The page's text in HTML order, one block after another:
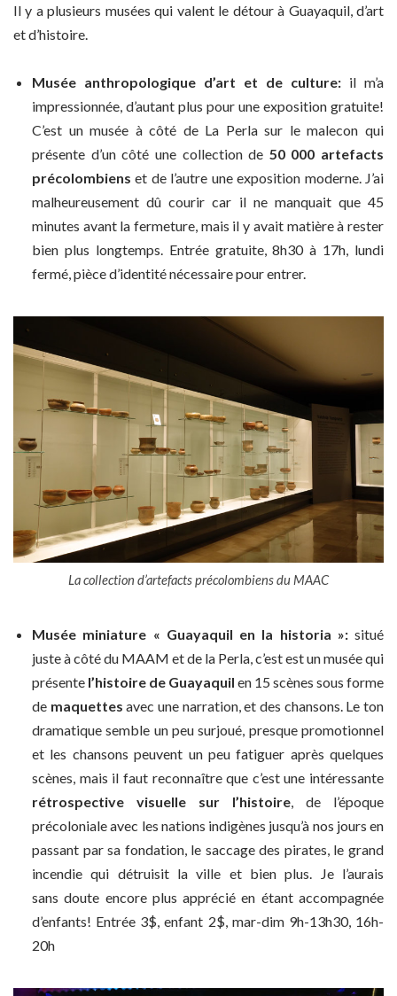
Il y a plusieurs musées qui valent le détour à Guayaquil, d’art
et d’histoire.
Musée anthropologique d’art et de culture: il m’a
impressionnée, d’autant plus pour une exposition gratuite!
C’est un musée à côté de La Perla sur le malecon qui
présente d’un côté une collection de 50 000 artefacts
précolombiens et de l’autre une exposition moderne. J’ai
malheureusement dû courir car il ne manquait que 45
minutes avant la fermeture, mais il y avait matière à rester
bien plus longtemps. Entrée gratuite, 8h30 à 17h, lundi
fermé, pièce d’identité nécessaire pour entrer.
La collection d’artefacts précolombiens du MAAC
Musée miniature « Guayaquil en la historia »: situé
juste à côté du MAAM et de la Perla,c’est est un musée qui
présente l’histoire de Guayaquil en 15 scènes sous forme
de maquettes avec une narration, et des chansons. Le ton
dramatique semble un peu surjoué, presque promotionnel
et les chansons peuvent un peu fatiguer après quelques
scènes, mais il faut reconnaître que c’est une intéressante
rétrospective visuelle sur l’histoire, de l’époque
précoloniale avec les nations indigènes jusqu’à nos jours en
passant par sa fondation, le saccage des pirates, le grand
incendie qui détruisit la ville et bien plus. Je l’aurais
sans doute encore plus apprécié en étant accompagnée
d’enfants! Entrée 3$, enfant 2$, mar-dim 9h-13h30, 16h-
20h